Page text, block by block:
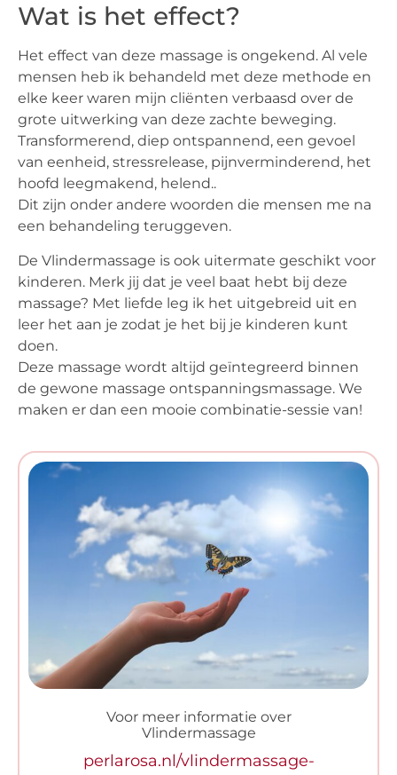
Wat is het effect?
Het effect van deze massage is ongekend. Al vele
mensen heb ik behandeld met deze methode en
elke keer waren mijn cliënten verbaasd over de
grote uitwerking van deze zachte beweging.
Transformerend, diep ontspannend, een gevoel
van eenheid, stressrelease, pijnverminderend, het
hoofd leegmakend, helend..
Dit zijn onder andere woorden die mensen me na
een behandeling teruggeven.
De Vlindermassage is ook uitermate geschikt voor
kinderen. Merk jij dat je veel baat hebt bij deze
massage? Met liefde leg ik het uitgebreid uit en
leer het aan je zodat je het bij je kinderen kunt
doen.
Deze massage wordt altijd geïntegreerd binnen
de gewone massage ontspanningsmassage. We
maken er dan een mooie combinatie-sessie van!
Voor meer informatie over
Vlindermassage
perlarosa.nl/vlindermassage-